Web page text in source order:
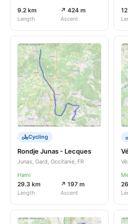
9.2 km
Length
↗ 424 m
Ascent
Cycling
Rondje Junas - Lecques
Junas, Gard, Occitanie, FR
Hami
29.3 km
Length
↗ 197 m
Ascent